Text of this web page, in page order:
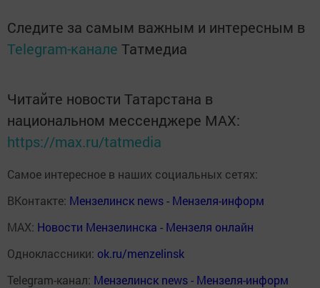
Следите за самым важным и интересным в
Telegram-канале Татмедиа
Читайте новости Татарстана в
национальном мессенджере MАХ:
https://max.ru/tatmedia
Самое интересное в наших социальных сетях:
ВКонтакте: Мензелинск news - Мензеля-информ
MAX: Новости Мензелинска - Мензеля онлайн
Одноклассники: ok.ru/menzelinsk
Telegram-канал: Мензелинск news - Мензеля-информ